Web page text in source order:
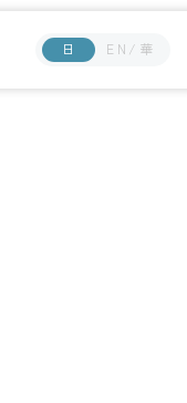
日 EN/華